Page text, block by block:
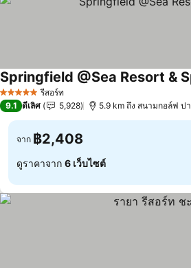
5 ดาว รีสอร์ท
Springfield @Sea Resort &
9.1 ดีเลิศ 5,928 5.9 km ถึง สนามกอล์ฟ
จาก ฿2,408
ดูราคาจาก 6 เว็บไซต์